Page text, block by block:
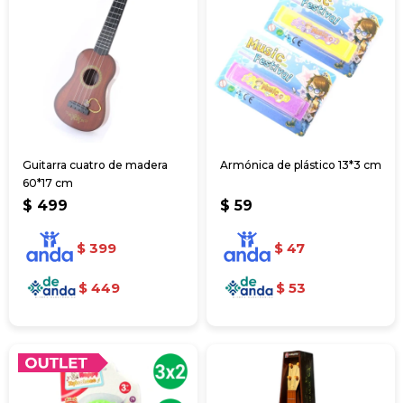
Guitarra cuatro de madera
60*17 cm
$ 499
$ 399
$ 449
Armónica de plástico 13*3 cm
$ 59
$ 47
$ 53